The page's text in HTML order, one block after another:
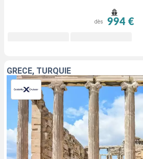
dès 994 €
GRÈCE, TURQUIE